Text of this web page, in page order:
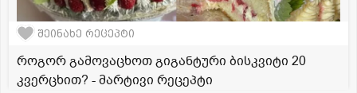
შეინახე რეცეპტი
როგორ გამოვაცხოთ გიგანტური ბისკვიტი 20
კვერცხით? - მარტივი რეცეპტი